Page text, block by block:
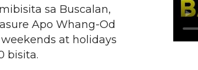
sa Buscalan,
Apo Whang-Od
at holidays
bisita.